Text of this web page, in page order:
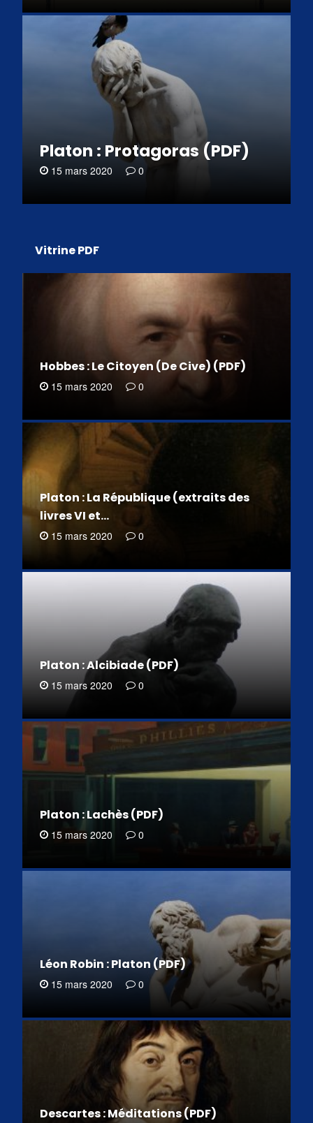
Platon : Protagoras (PDF)
15 mars 2020 0
Vitrine PDF
Hobbes : Le Citoyen (De Cive) (PDF)
15 mars 2020 0
Platon : La République (extraits des
livres VI et…
15 mars 2020 0
Platon : Alcibiade (PDF)
15 mars 2020 0
Platon : Lachès (PDF)
15 mars 2020 0
Léon Robin : Platon (PDF)
15 mars 2020 0
Descartes : Méditations (PDF)